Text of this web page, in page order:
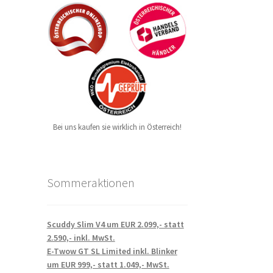
Bei uns kaufen sie wirklich in Österreich!
Sommeraktionen
Scuddy Slim V4 um EUR 2.099,- statt
2.590,- inkl. MwSt.
E-Twow GT SL Limited inkl. Blinker
um EUR 999,- statt 1.049,- MwSt.